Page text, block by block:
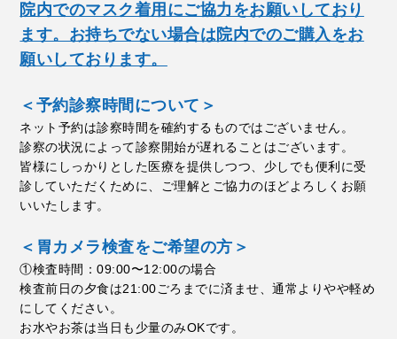
院内でのマスク着用にご協力をお願いしており
ます。お持ちでない場合は院内でのご購入をお
願いしております。
＜予約診察時間について ＞
ネット予約は診察時間を確約するものではございません。
診察の状況によって診察開始が遅れることはございます。
皆様にしっかりとした医療を提供しつつ、少しでも便利に受
診していただくために、ご理解とご協力のほどよろしくお願
いいたします。
＜胃カメラ検査をご希望の方＞
①検査時間：09:00〜12:00の場合
検査前日の夕食は21:00ごろまでに済ませ、通常よりやや軽め
にしてください。
お水やお茶は当日も少量のみOKです。